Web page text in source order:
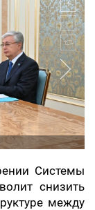
Системы
снизить
между